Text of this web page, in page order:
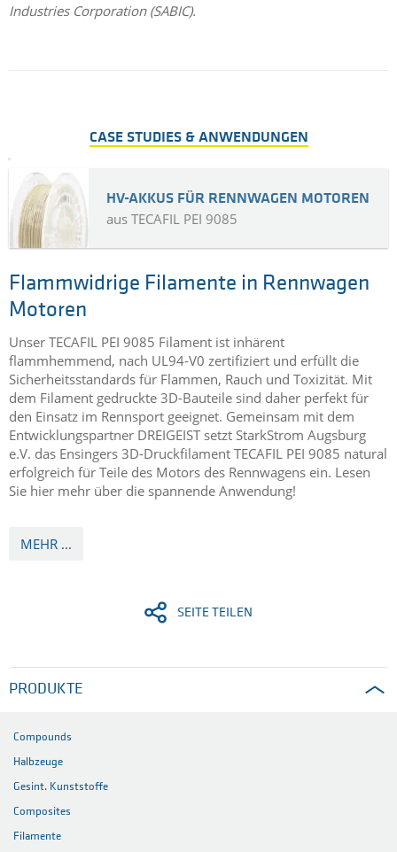
Industries Corporation (SABIC).
CASE STUDIES & ANWENDUNGEN
HV-AKKUS FÜR RENNWAGEN MOTOREN
aus TECAFIL PEI 9085
Flammwidrige Filamente in Rennwagen
Motoren
Unser TECAFIL PEI 9085 Filament ist inhärent
flammhemmend, nach UL94-V0 zertifiziert und erfüllt die
Sicherheitsstandards für Flammen, Rauch und Toxizität. Mit
dem Filament gedruckte 3D-Bauteile sind daher perfekt für
den Einsatz im Rennsport geeignet. Gemeinsam mit dem
Entwicklungspartner DREIGEIST setzt StarkStrom Augsburg
e.V. das Ensingers 3D-Druckfilament TECAFIL PEI 9085 natural
erfolgreich für Teile des Motors des Rennwagens ein. Lesen
Sie hier mehr über die spannende Anwendung!
MEHR ...
SEITE TEILEN
PRODUKTE
Compounds
Halbzeuge
Gesint. Kunststoffe
Composites
Filamente